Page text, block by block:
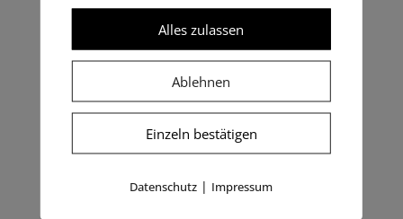
allein der Anbieter der verlinkten Webseiten.
Urheberrechte und Markenrechte: Alle auf
dieser Website dargestellten Inhalte, wie Texte,
Fotografien, Grafiken, Marken und
Warenzeichen sind durch die jeweiligen
Schutzrechte (Urheberrechte, Markenrechte)
geschützt. Die Verwendung, Vervielfältigung
Alles zulassen
Ablehnen
Einzeln bestätigen
Datenschutz | Impressum